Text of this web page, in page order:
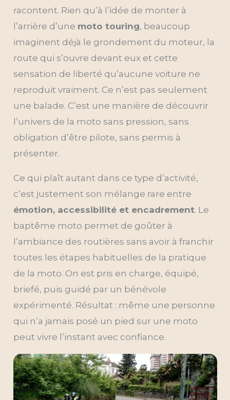
racontent. Rien qu’à l’idée de monter à
l’arrière d’une moto touring, beaucoup
imaginent déjà le grondement du moteur, la
route qui s’ouvre devant eux et cette
sensation de liberté qu’aucune voiture ne
reproduit vraiment. Ce n’est pas seulement
une balade. C’est une manière de découvrir
l’univers de la moto sans pression, sans
obligation d’être pilote, sans permis à
présenter.
Ce qui plaît autant dans ce type d’activité,
c’est justement son mélange rare entre
émotion, accessibilité et encadrement. Le
baptême moto permet de goûter à
l’ambiance des routières sans avoir à franchir
toutes les étapes habituelles de la pratique
de la moto. On est pris en charge, équipé,
briefé, puis guidé par un bénévole
expérimenté. Résultat : même une personne
qui n’a jamais posé un pied sur une moto
peut vivre l’instant avec confiance.